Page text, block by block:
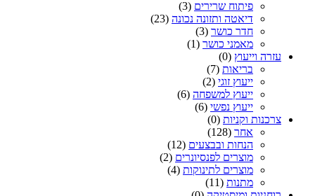
פיתוח שרירים (3)
דיאטה ותזונה נכונה (23)
חדר כושר (3)
מאמני כושר (1)
עזרה וייעוץ (0)
בריאות (7)
ייעוץ זוגי (2)
ייעוץ למשפחה (6)
ייעוץ נפשי (6)
צרכנות וקניות (0)
אחר (128)
הנחות ובבצעים (12)
מוצרים לפנסיונרים (2)
מוצרים לתינוקות (4)
מתנות (11)